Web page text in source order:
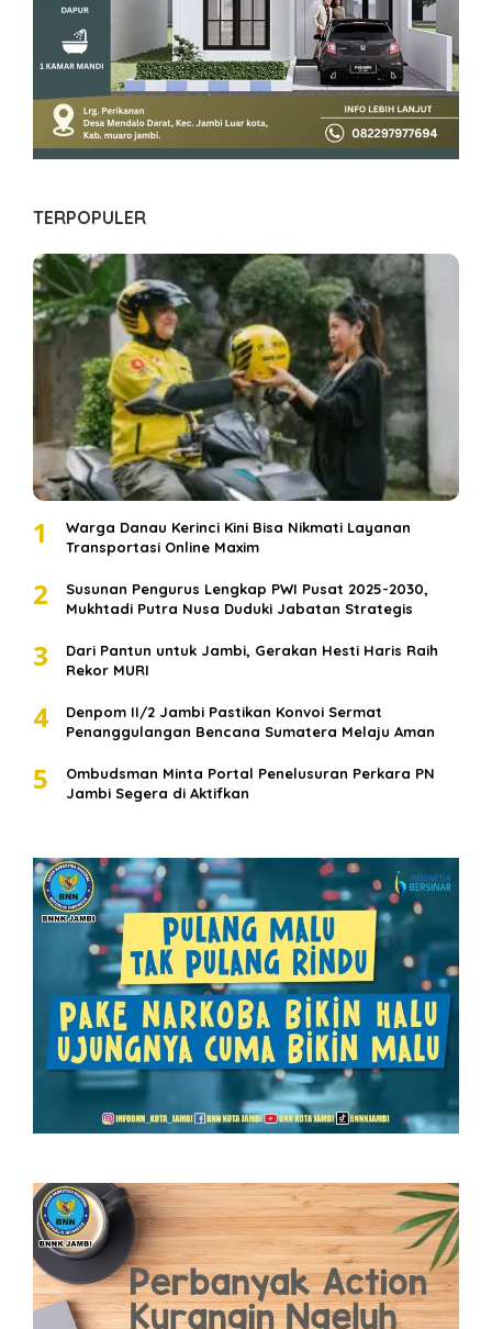
TERPOPULER
1
Warga Danau Kerinci Kini Bisa Nikmati Layanan
Transportasi Online Maxim
2
Susunan Pengurus Lengkap PWI Pusat 2025-2030,
Mukhtadi Putra Nusa Duduki Jabatan Strategis
3
Dari Pantun untuk Jambi, Gerakan Hesti Haris Raih
Rekor MURI
4
Denpom II/2 Jambi Pastikan Konvoi Sermat
Penanggulangan Bencana Sumatera Melaju Aman
5
Ombudsman Minta Portal Penelusuran Perkara PN
Jambi Segera di Aktifkan